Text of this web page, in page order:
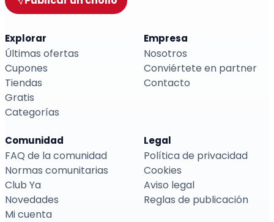
Explorar
Últimas ofertas
Cupones
Tiendas
Gratis
Categorías
Empresa
Nosotros
Conviértete en partner
Contacto
Comunidad
FAQ de la comunidad
Normas comunitarias
Club Ya
Novedades
Mi cuenta
Legal
Política de privacidad
Cookies
Aviso legal
Reglas de publicación